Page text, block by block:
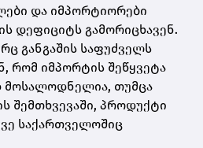
და იმპორტიორები
დეფიციტს გამორიცხავენ.
განგაშის საფუძველს
რომ იმპორტის შეწყვეტა
მოსალოდნელია, თუმცა
შემთხვევაში, პროდუქტი
საქართველოშიც